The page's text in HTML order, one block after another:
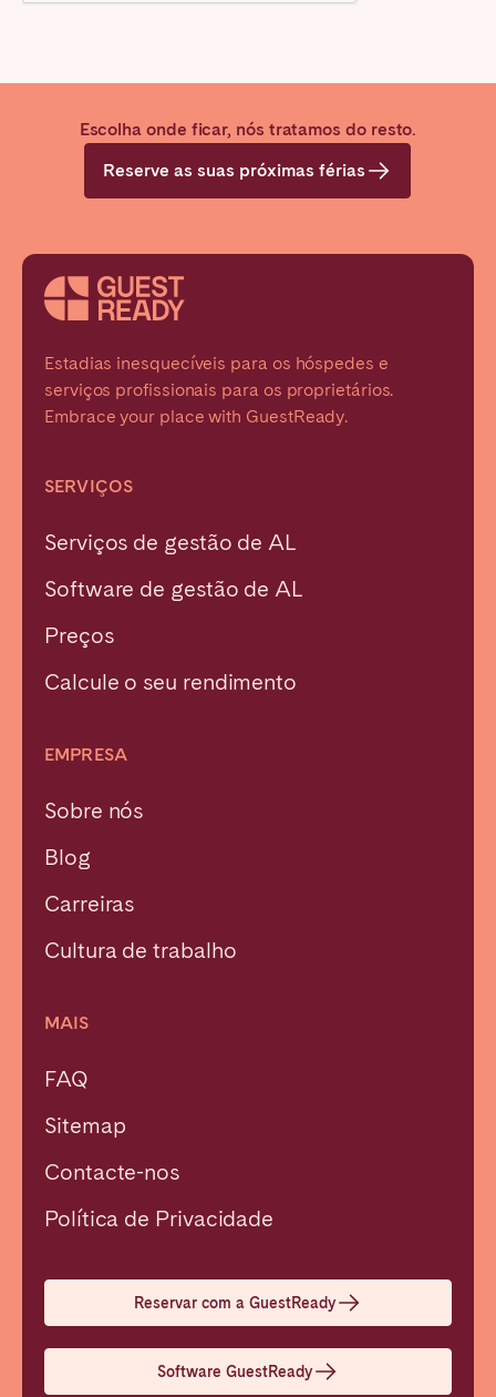
Escolha onde ficar, nós tratamos do resto.
Reserve as suas próximas férias
Estadias inesquecíveis para os hóspedes e
serviços profissionais para os proprietários.
Embrace your place with GuestReady.
SERVIÇOS
Serviços de gestão de AL
Software de gestão de AL
Preços
Calcule o seu rendimento
EMPRESA
Sobre nós
Blog
Carreiras
Cultura de trabalho
MAIS
FAQ
Sitemap
Contacte-nos
Política de Privacidade
Reservar com a GuestReady
Software GuestReady
Selecionar idioma
English